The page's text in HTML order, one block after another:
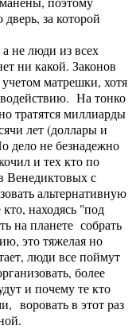
за которой
не люди из всех
ни какой. Законов
матрешки, хотя
На тонко
тратятся миллиарды
лет (доллары и
дело не безнадежно
и тех кто по
Венедиктовых с
альтернативную
находясь "под
на планете собрать
это тяжелая но
люди все поймут
более
и почему те кто
воровать в этот раз